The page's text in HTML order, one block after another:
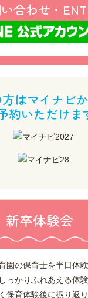
合わせ・
はマイナビ
約いただけま
新卒体験会
園の保育士を半日体
っかりふれあえる体験
保育体験後に振り返